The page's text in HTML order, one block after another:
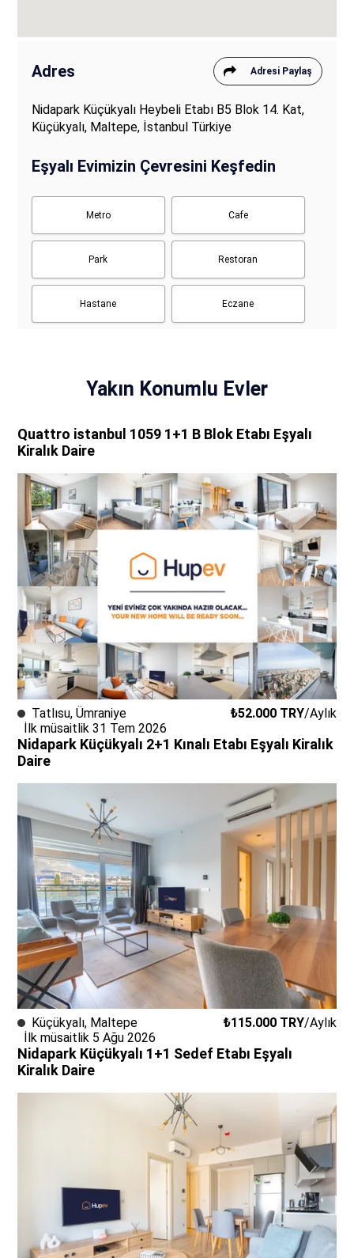
Adres Adresi Paylaş
Nidapark Küçükyalı Heybeli Etabı B5 Blok 14. Kat,
Küçükyalı, Maltepe, İstanbul Türkiye
Eşyalı Evimizin Çevresini Keşfedin
Metro Cafe
Park Restoran
Hastane Eczane
Yakın Konumlu Evler
Quattro istanbul 1059 1+1 B Blok Etabı Eşyalı
Kiralık Daire
Tatlısu, Ümraniye ₺52.000 TRY/Aylık
İlk müsaitlik 31 Tem 2026
Nidapark Küçükyalı 2+1 Kınalı Etabı Eşyalı Kiralık
Daire
Küçükyalı, Maltepe ₺115.000 TRY/Aylık
İlk müsaitlik 5 Ağu 2026
Nidapark Küçükyalı 1+1 Sedef Etabı Eşyalı
Kiralık Daire